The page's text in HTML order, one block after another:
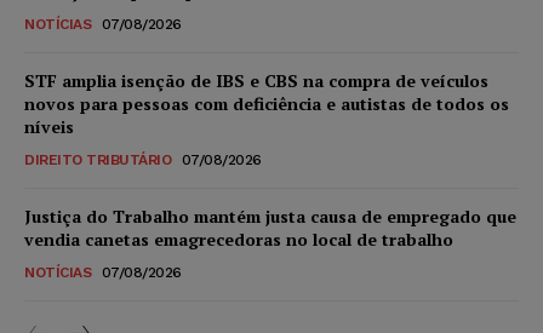
NOTÍCIAS 07/08/2026
STF amplia isenção de IBS e CBS na compra de veículos
novos para pessoas com deficiência e autistas de todos os
níveis
DIREITO TRIBUTÁRIO 07/08/2026
Justiça do Trabalho mantém justa causa de empregado que
vendia canetas emagrecedoras no local de trabalho
NOTÍCIAS 07/08/2026